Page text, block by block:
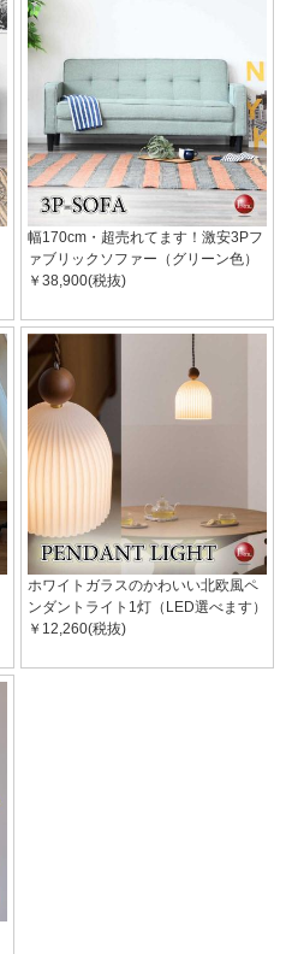
幅170cm・超売れてます！激安3Pフ
ァブリックソファー（グリーン色）
￥38,900(税抜)
ホワイトガラスのかわいい北欧風ペ
ンダントライト1灯（LED選べます）
￥12,260(税抜)